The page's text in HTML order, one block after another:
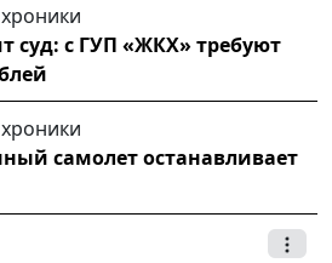
суд: с ГУП «ЖКХ» требуют
самолет останавливает